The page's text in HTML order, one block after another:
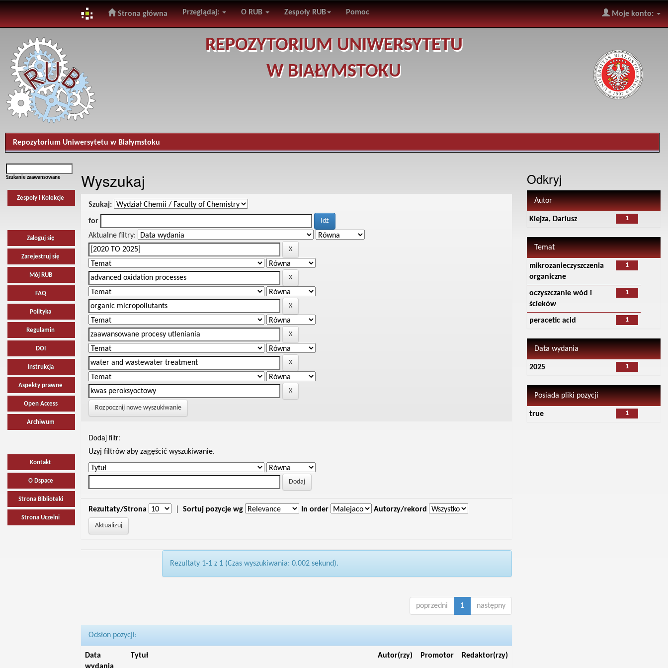
navigation
Strona główna Przeglądaj: O RUB Zespoły RUB Pomoc Moje konto:
REPOZYTORIUM UNIWERSYTETU
W BIAŁYMSTOKU
Repozytorium Uniwersytetu w Białymstoku
Szukanie zaawansowane
Zespoły i Kolekcje
Zaloguj się
Zarejestruj się
Mój RUB
FAQ
Polityka
Regulamin
DOI
Instrukcja
Aspekty prawne
Open Access
Archiwum
Kontakt
O Dspace
Strona Biblioteki
Strona Uczelni
Wyszukaj
Szukaj:
for
Aktualne filtry:
Rozpocznij nowe wyszukiwanie
Dodaj filtr:
Uzyj filtrów aby zagęścić wyszukiwanie.
Rezultaty/Strona Sortuj pozycje wg In order Autorzy/rekord
Rezultaty 1-1 z 1 (Czas wyszukiwania: 0.002 sekund).
poprzedni 1 następny
Odsłon pozycji:
Data
Tytuł Autor(rzy) Promotor Redaktor(rzy)
Odkryj
Autor
1
Kiejza, Dariusz
Temat
1
mikrozanieczyszczenia
organiczne
1
oczyszczanie wód i
ścieków
1
peracetic acid
Data wydania
1
2025
Posiada pliki pozycji
1
true